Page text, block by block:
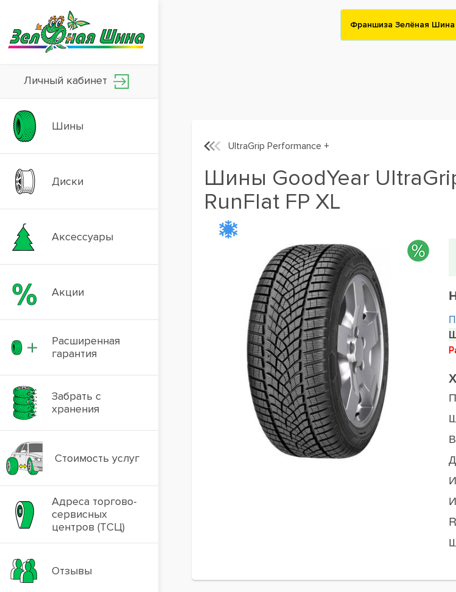
Личный кабинет
Шины
Диски
Аксессуары
Акции
Расширенная
гарантия
Забрать с
хранения
Стоимость услуг
Адреса торгово-
сервисных
центров (ТСЦ)
Отзывы
Франшиза Зелёная Шина
UltraGrip Performance +
Шины GoodYear
RunFlat FP XL